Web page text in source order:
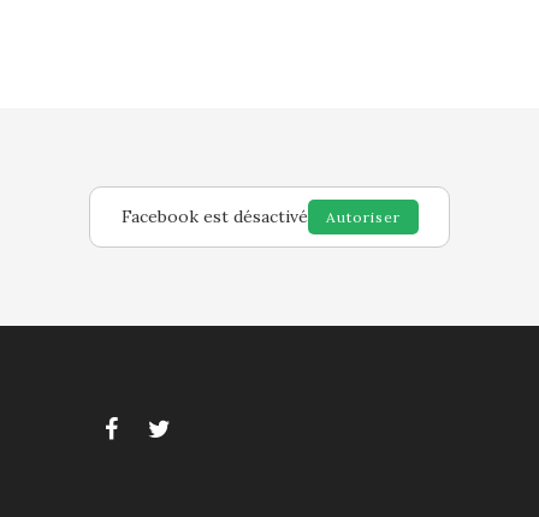
Facebook est désactivé Autoriser